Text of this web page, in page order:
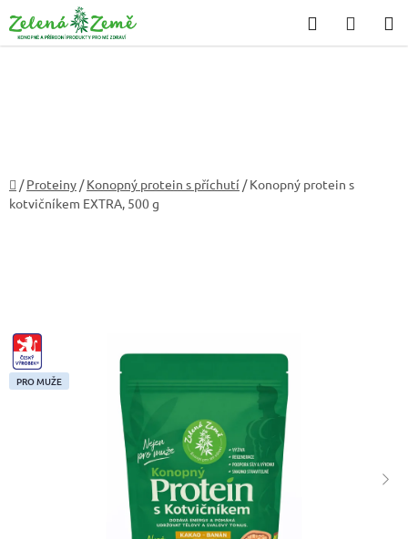
na
obsah
Hledat
KOŠÍK
Domů
/ Proteiny / Konopný protein s příchutí / Konopný protein s
kotvičníkem EXTRA, 500 g
CZ-
VYROBEK
PRO MUŽE